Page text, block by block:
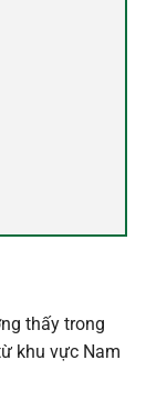
thấy trong
khu vực Nam